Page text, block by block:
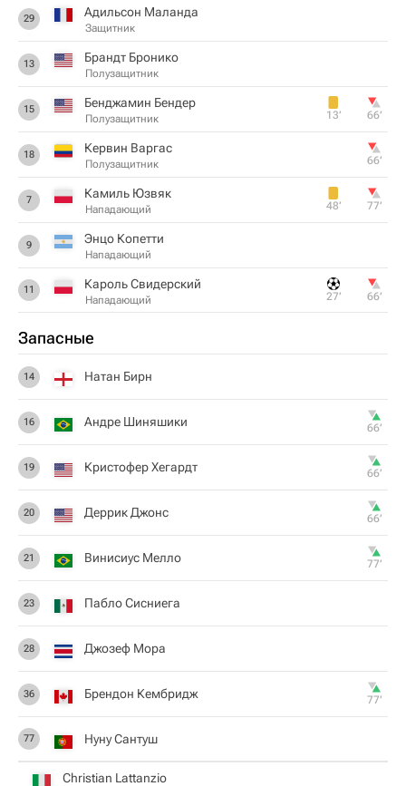
29 Адильсон Маланда
Защитник
13 Брандт Бронико
Полузащитник
15 Бенджамин Бендер
Полузащитник 13‎’‎ 66‎’‎
18 Кервин Варгас
Полузащитник 66‎’‎
7 Камиль Юзвяк
Нападающий 48‎’‎ 77‎’‎
9 Энцо Копетти
Нападающий
11 Кароль Свидерский
Нападающий 27‎’‎ 66‎’‎
Запасные
14 Натан Бирн
16 Андре Шиняшики 66‎’‎
19 Кристофер Хегардт 66‎’‎
20 Деррик Джонс 66‎’‎
21 Винисиус Мелло 77‎’‎
23 Пабло Сисниега
28 Джозеф Мора
36 Брендон Кембридж 77‎’‎
77 Нуну Сантуш
Christian Lattanzio